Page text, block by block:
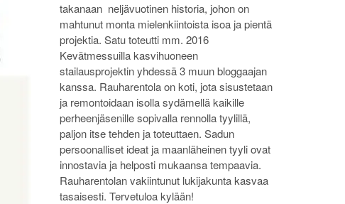
takanaan neljävuotinen historia, johon on
mahtunut monta mielenkiintoista isoa ja pientä
projektia. Satu toteutti mm. 2016
Kevätmessuilla kasvihuoneen
stailausprojektin yhdessä 3 muun bloggaajan
kanssa. Rauharentola on koti, jota sisustetaan
ja remontoidaan isolla sydämellä kaikille
perheenjäsenille sopivalla rennolla tyylillä,
paljon itse tehden ja toteuttaen. Sadun
persoonalliset ideat ja maanläheinen tyyli ovat
innostavia ja helposti mukaansa tempaavia.
Rauharentolan vakiintunut lukijakunta kasvaa
tasaisesti. Tervetuloa kylään!